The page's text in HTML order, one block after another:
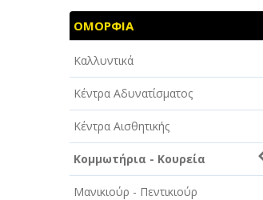
ΑΓΡΟΤΙΚΑ - ΚΤΗΝΟΤΡΟΦΙΚΑ
ΑΘΛΗΤΙΣΜΟΣ
ΑΥΤΟΚΙΝΗΤΑ - ΜΗΧΑΝΕΣ - ΣΚΑΦΗ
ΔΙΑΣΚΕΔΑΣΗ - ΨΥΧΑΓΩΓΙΑ -
ΔΙΑΦΗΜΙΣΗ - ΜΜΕ
ΕΚΚΛΗΣΙΕΣ - ΦΙΛΑΝΘΡΩΠΙΚΑ
ΣΩΜΑΤΕΙΑ
ΟΜΟΡΦΙΑ
Καλλυντικά
Κέντρα Αδυνατίσματος
Κέντρα Αισθητικής
Κομμωτήρια - Κουρεία
Μανικιούρ - Πεντικιούρ